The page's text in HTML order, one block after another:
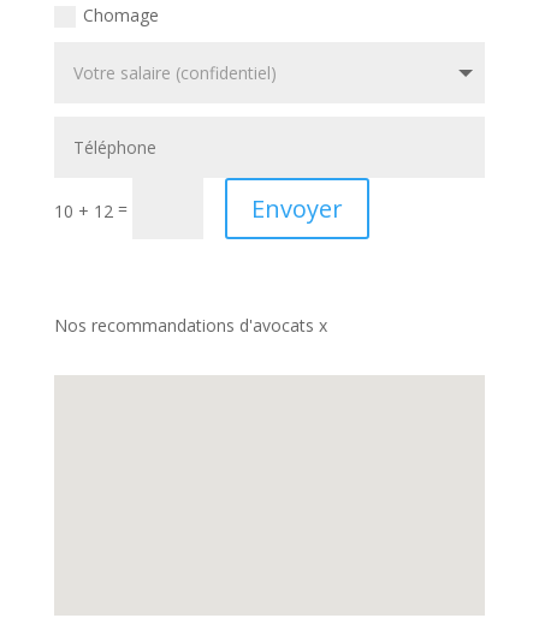
Chomage
10 + 12 = Envoyer
Nos recommandations d'avocats x